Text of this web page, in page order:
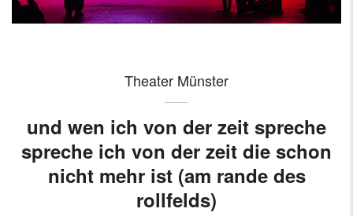
Theater Münster
und wen ich von der zeit spreche
spreche ich von der zeit die schon
nicht mehr ist (am rande des
rollfelds)